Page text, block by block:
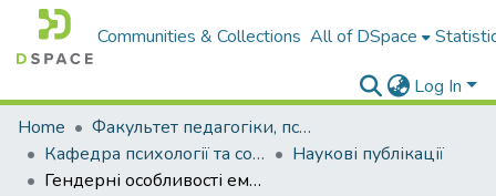
Communities & Collections All of DSpace
Log In
Home
Факультет педагогіки, психології і професійної освіти
Кафедра психології та соціальної роботи
Наукові публікації
Гендерні особливості емоційної зрілості особистості в юнацькому віці